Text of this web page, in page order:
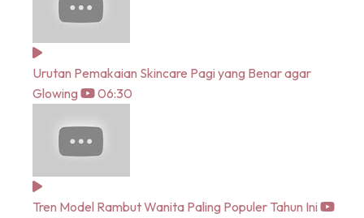
Urutan Pemakaian Skincare Pagi yang Benar agar
Glowing
06:30
Tren Model Rambut Wanita Paling Populer Tahun Ini